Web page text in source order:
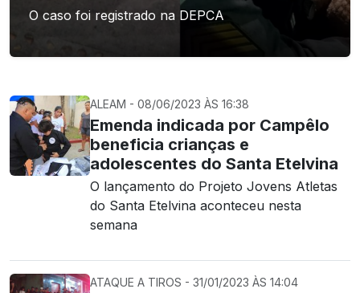
O caso foi registrado na DEPCA
ALEAM - 08/06/2023 ÀS 16:38
Emenda indicada por Campêlo
beneficia crianças e
adolescentes do Santa Etelvina
O lançamento do Projeto Jovens Atletas
do Santa Etelvina aconteceu nesta
semana
ATAQUE A TIROS - 31/01/2023 ÀS 14:04